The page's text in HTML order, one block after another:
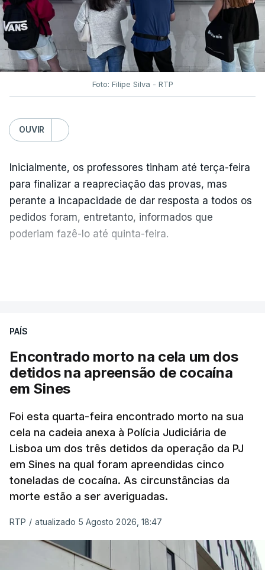
Foto: Filipe Silva - RTP
OUVIR
Inicialmente, os professores tinham até terça-feira
para finalizar a reapreciação das provas, mas
perante a incapacidade de dar resposta a todos os
pedidos foram, entretanto, informados que
poderiam fazê-lo até quinta-feira.
No domingo, estavam concluídos cerca de 50 por
cento dos mais de 20 mil pedidos de reapreciação,
mas Cristina Mota, porta-voz da Missão Escola
Pública, tem dúvidas de que o processo esteja
"Durante o fim de semana e nos últimos dias,
apercebamo-nos que ainda estão a ser
convocados professores para reapreciações"
disse a professora à agência Lusa."Será
praticamente impossível termos a totalidade
Segundo os docentes, o processo de reapreciação
está a enfrentar vários constrangimentos. Há
PAÍS
Encontrado morto na cela um dos
detidos na apreensão de cocaína
em Sines
Foi esta quarta-feira encontrado morto na sua
cela na cadeia anexa à Polícia Judiciária de
Lisboa um dos três detidos da operação da PJ
em Sines na qual foram apreendidas cinco
toneladas de cocaína. As circunstâncias da
morte estão a ser averiguadas.
RTP / atualizado 5 Agosto 2026, 18:47